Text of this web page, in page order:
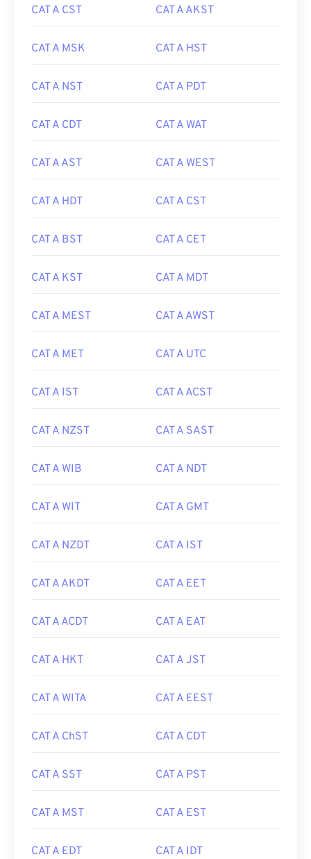
CAT A CST CAT A AKST
CAT A MSK CAT A HST
CAT A NST CAT A PDT
CAT A CDT CAT A WAT
CAT A AST CAT A WEST
CAT A HDT CAT A CST
CAT A BST CAT A CET
CAT A KST CAT A MDT
CAT A MEST CAT A AWST
CAT A MET CAT A UTC
CAT A IST CAT A ACST
CAT A NZST CAT A SAST
CAT A WIB CAT A NDT
CAT A WIT CAT A GMT
CAT A NZDT CAT A IST
CAT A AKDT CAT A EET
CAT A ACDT CAT A EAT
CAT A HKT CAT A JST
CAT A WITA CAT A EEST
CAT A ChST CAT A CDT
CAT A SST CAT A PST
CAT A MST CAT A EST
CAT A EDT CAT A IDT